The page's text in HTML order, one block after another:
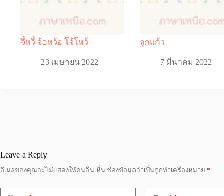
จี้หวี้ จ้อหว้อ โจ้โหว้
23 เมษายน 2022
ลูกแก้ว
7 มีนาคม 2022
Leave a Reply
อีเมลของคุณจะไม่แสดงให้คนอื่นเห็น ช่องข้อมูลจำเป็นถูกทำเครื่องหมาย *